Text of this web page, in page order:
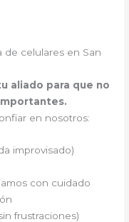
de celulares en San
aliado para que no
en nosotros:
improvisado)
con cuidado
frustraciones)